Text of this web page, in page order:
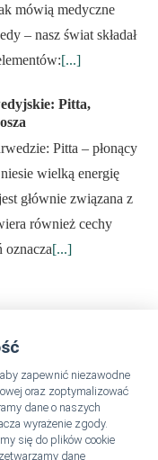
mówią medyczne
– nasz świat składał
[...]
Pitta,
Pitta – płonący
wielką energię
głównie związana z
również cechy
oznacza[...]
zapewnić niezawodne
oraz zoptymalizować
dane o naszych
wyrażenie zgody.
się do plików cookie
dane